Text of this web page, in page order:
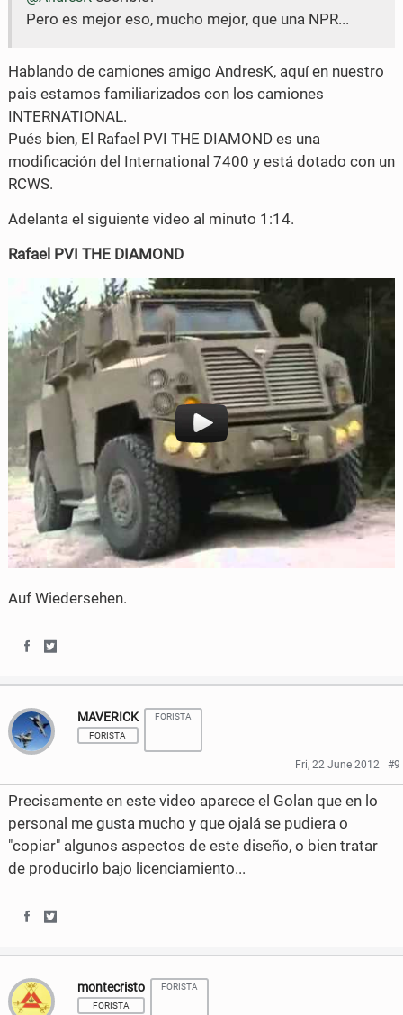
Pero es mejor eso, mucho mejor, que una NPR...
Hablando de camiones amigo AndresK, aquí en nuestro
pais estamos familiarizados con los camiones
INTERNATIONAL.
Pués bien, El Rafael PVI THE DIAMOND es una
modificación del International 7400 y está dotado con un
RCWS.
Adelanta el siguiente video al minuto 1:14.
Rafael PVI THE DIAMOND
Auf Wiedersehen.
a
r
e
o
n
a
b
a
r
e
o
n
w
t
MAVERICK
FORISTA
FORISTA
Fri, 22 June 2012 #9
Precisamente en este video aparece el Golan que en lo
personal me gusta mucho y que ojalá se pudiera o
"copiar" algunos aspectos de este diseño, o bien tratar
de producirlo bajo licenciamiento...
h
a
h
a montecristo
FORISTA
FORISTA